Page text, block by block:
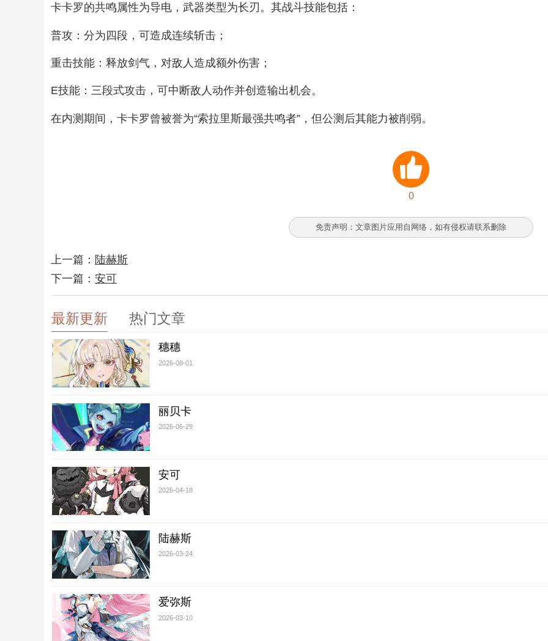
卡卡罗的共鸣属性为导电，武器类型为长刃。其战斗技能包括：
普攻：分为四段，可造成连续斩击；
重击技能：释放剑气，对敌人造成额外伤害；
E技能：三段式攻击，可中断敌人动作并创造输出机会。
在内测期间，卡卡罗曾被誉为“索拉里斯最强共鸣者”，但公测后其能力被削弱。
0
免责声明：文章图片应用自网络，如有侵权请联系删除
上一篇： 陆赫斯
下一篇：安可
最新更新 热门文章
穗穗
2026-08-01
丽贝卡
2026-06-29
安可
2026-04-18
陆赫斯
2026-03-24
爱弥斯
2026-03-10